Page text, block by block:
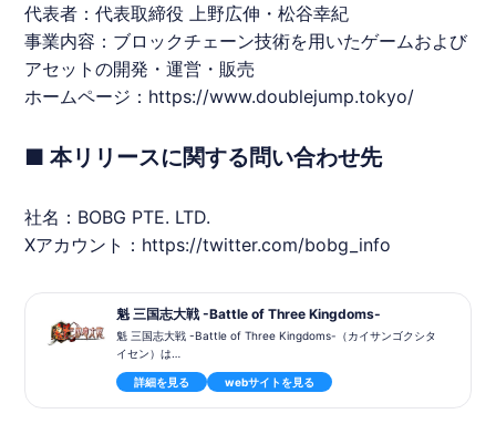
代表者：代表取締役 上野広伸・松谷幸紀
事業内容：ブロックチェーン技術を用いたゲームおよび
アセットの開発・運営・販売
ホームページ： https://www.doublejump.tokyo/
■ 本リリースに関する問い合わせ先
社名： BOBG PTE. LTD.
Xアカウント： https://twitter.com/bobg_info
魁 三国志大戦 -Battle of Three Kingdoms-
魁 三国志大戦 -Battle of Three Kingdoms-（カイサンゴクシタ
イセン）は
はセガの「三国志大戦」のライセンス許諾を受け、三国志の世界
観をテーマとしたブロックチェーンカードゲームです。「三国志
大戦」のIPを使用したアートワークが採用される予定です。
詳細を見る webサイトを見る